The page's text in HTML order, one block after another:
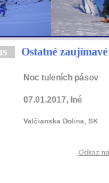
Ostatné
Noc tuleních pásov
07.01.2017, Iné
Valčianska Dolina, SK
Odkaz